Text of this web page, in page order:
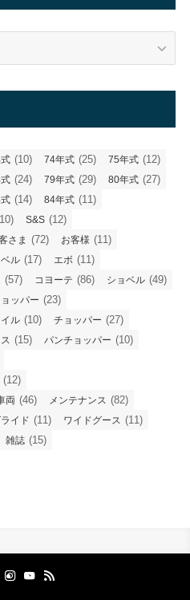
(10) 74年式 (25) 75年式 (12)
(24) 79年式 (29) 80年式 (27)
(14) 84年式 (11)
S&S (12)
さま (72) お客様 (11)
ル (17) エボ (11)
(57) コヨーテ (86) ショベル (49)
ッパー (23)
ル (10) チョッパー (27)
(15) パンチョッパー (10)
(12)
両 (46) メンテナンス (82)
イド (11) ワイドグース (11)
雑誌 (15)